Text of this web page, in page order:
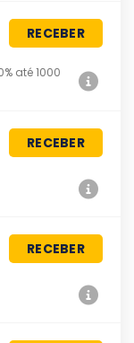
RECEBER
até 1000
RECEBER
RECEBER